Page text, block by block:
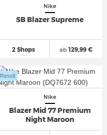
Nike
SB Blazer Supreme
2 Shops ab129,99 €
Nike
Blazer Mid 77 Premium
Night Maroon
Resell